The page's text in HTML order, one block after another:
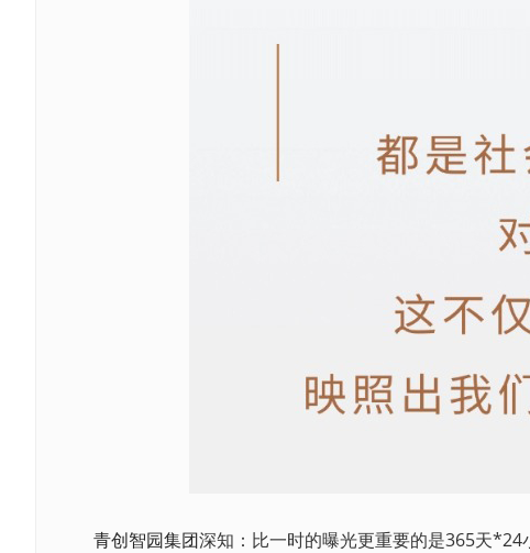
青创智园集团深知：比一时的曝光更重要的是365天